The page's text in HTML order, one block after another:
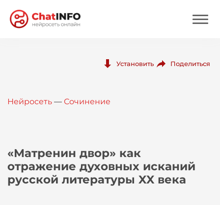
Вход
Установить Поделиться
Нейросеть — Сочинение
«Матренин двор» как
отражение духовных исканий
русской литературы XX века